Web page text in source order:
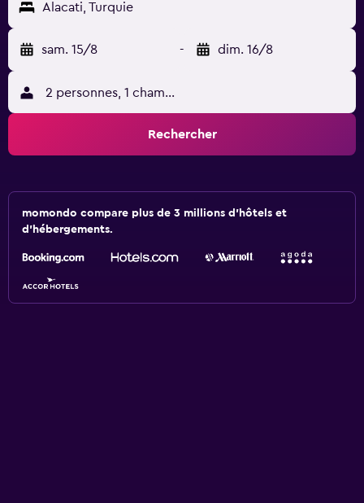
Alacati, Turquie
sam. 15/8 - dim. 16/8
2 personnes, 1 chambre
Rechercher
momondo compare plus de 3 millions d'hôtels et
d'hébergements.